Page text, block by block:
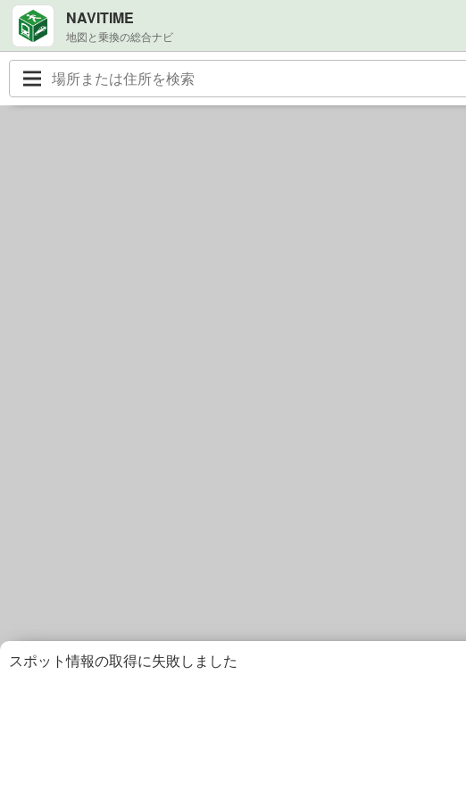
NAVITIME
地図と乗換の総合ナビ
スポット情報の取得に失敗しました